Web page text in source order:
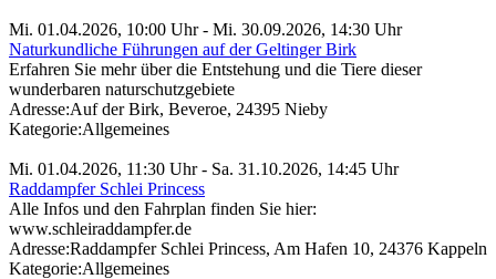
Mi. 01.04.2026, 10:00 Uhr - Mi. 30.09.2026, 14:30 Uhr
Naturkundliche Führungen auf der Geltinger Birk
Erfahren Sie mehr über die Entstehung und die Tiere dieser
wunderbaren naturschutzgebiete
Adresse:Auf der Birk, Beveroe, 24395 Nieby
Kategorie:Allgemeines
Mi. 01.04.2026, 11:30 Uhr - Sa. 31.10.2026, 14:45 Uhr
Raddampfer Schlei Princess
Alle Infos und den Fahrplan finden Sie hier:
www.schleiraddampfer.de
Adresse:Raddampfer Schlei Princess, Am Hafen 10, 24376 Kappeln
Kategorie:Allgemeines